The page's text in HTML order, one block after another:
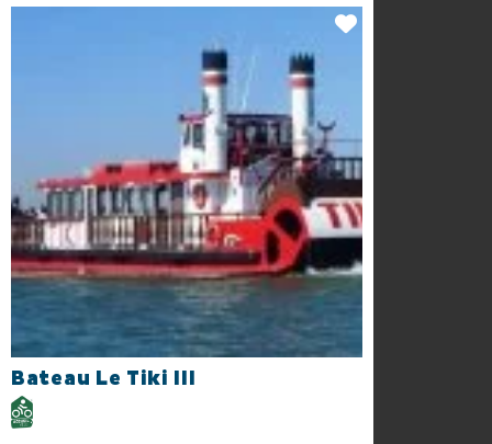
Bateau Le Tiki III